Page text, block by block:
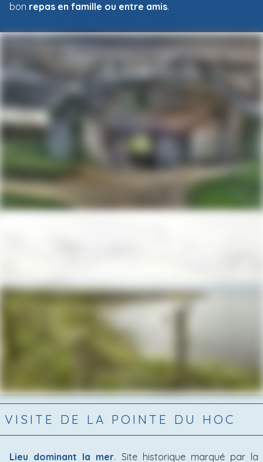
bon repas en famille ou entre amis.
VISITE DE LA POINTE DU HOC
Lieu dominant la mer. Site historique marqué par la